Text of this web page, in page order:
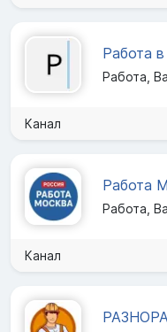
Работа
Работа,
Канал
Работа
Работа,
Канал